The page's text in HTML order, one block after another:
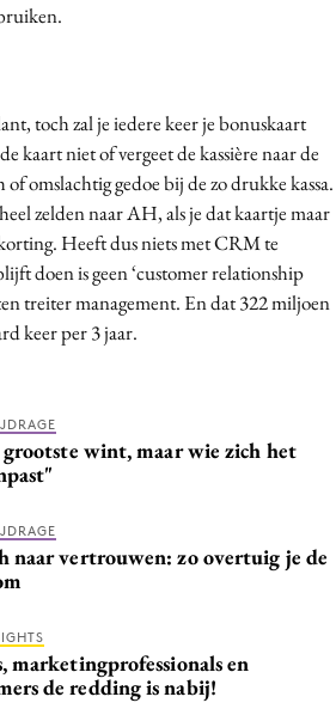
toch zal je iedere keer je bonuskaart
kaart niet of vergeet de kassière naar de
omslachtig gedoe bij de zo drukke kassa.
zelden naar AH, als je dat kaartje maar
Heeft dus niets met CRM te
doen is geen ‘customer relationship
treiter management. En dat 322 miljoen
keer per 3 jaar.
wint, maar wie zich het
naar vertrouwen: zo overtuig je de
marketingprofessionals en
de redding is nabij!